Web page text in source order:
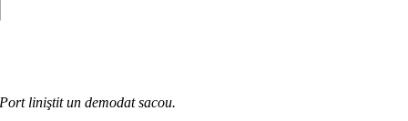
Port liniştit un demodat sacou.